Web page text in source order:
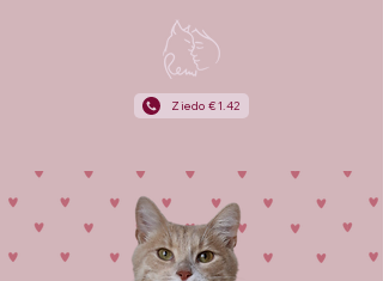
Ziedo €1.42